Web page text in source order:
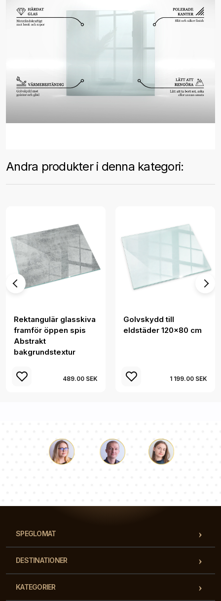
Andra produkter i denna kategori:
Rektangulär glasskiva
framför öppen spis
Abstrakt
bakgrundstextur
489.00 SEK
Golvskydd till
eldstäder 120x80 cm
1 199.00 SEK
SPEGLOMAT
DESTINATIONER
KATEGORIER